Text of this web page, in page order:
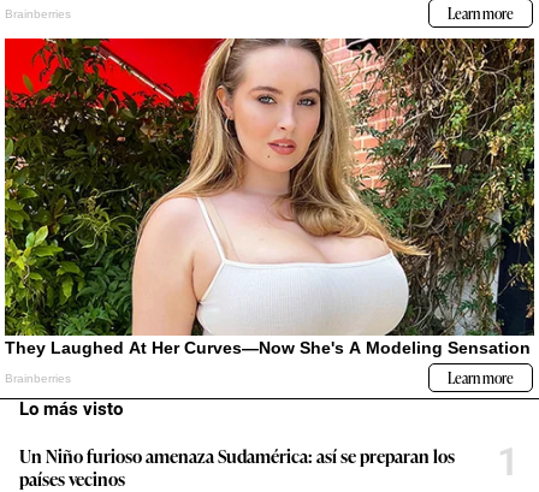
Lo más visto
Un Niño furioso amenaza Sudamérica: así se preparan los
países vecinos
1